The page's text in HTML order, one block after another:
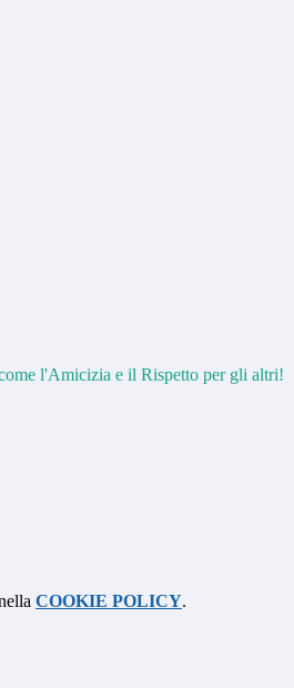
l'Amicizia e il Rispetto per gli altri!
COOKIE POLICY.